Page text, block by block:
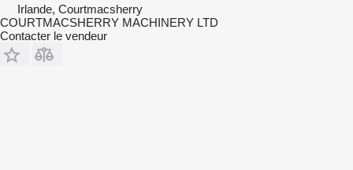
Irlande, Courtmacsherry
COURTMACSHERRY MACHINERY LTD
Contacter le vendeur